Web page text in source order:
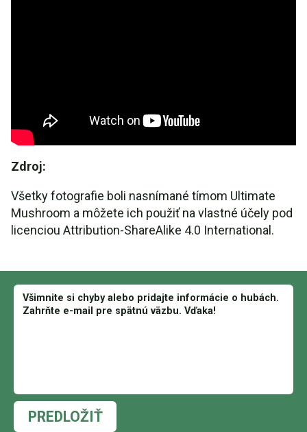
Zdroj:
Všetky fotografie boli nasnímané tímom Ultimate
Mushroom a môžete ich použiť na vlastné účely pod
licenciou Attribution-ShareAlike 4.0 International.
PREDLOŽIŤ